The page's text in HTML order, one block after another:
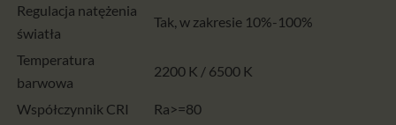
Regulacja natężenia
światła
Tak, w zakresie 10%-100%
Temperatura
barwowa
2200 K / 6500 K
Współczynnik CRI
Ra>=80